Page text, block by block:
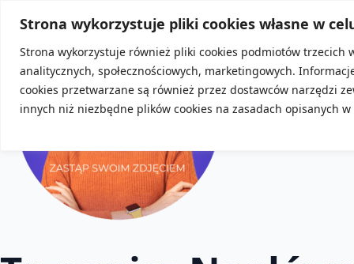
Strona wykorzystuje pliki cookies własne w
Strona wykorzystuje również pliki cookies podmiotów trzecich
analitycznych, społecznościowych, marketingowych.
cookies przetwarzane są również przez dostawców narzędzi
innych niż niezbędne plików cookies na zasadach opisanych w